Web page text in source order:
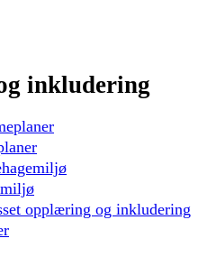
inkludering
opplæring og inkludering